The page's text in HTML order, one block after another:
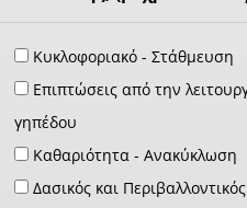
Κυκλοφοριακό - Στάθμευση
Επιπτώσεις από την
γηπέδου
Καθαριότητα - Ανακύκλωση
Δασικός και Περιβαλλοντικός